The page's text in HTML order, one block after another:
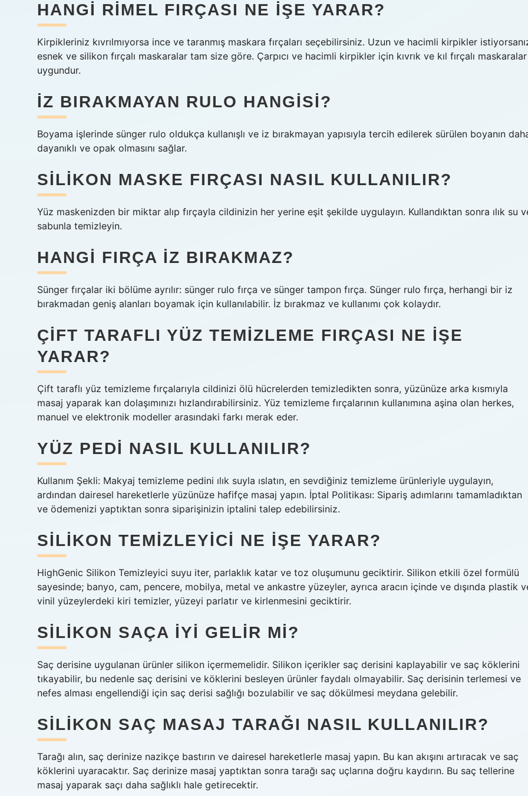
HANGI RIMEL FIRÇASI NE IŞE YARAR?
Kirpikleriniz kıvrılmıyorsa ince ve taranmış maskara fırçaları seçebilirsiniz. Uzun ve hacimli kirpikler
esnek ve silikon fırçalı maskaralar tam size göre. Çarpıcı ve hacimli kirpikler için kıvrık ve kıl fırçalı maskaralar
uygundur.
İZ BIRAKMAYAN RULO HANGISI?
Boyama işlerinde sünger rulo oldukça kullanışlı ve iz bırakmayan yapısıyla tercih edilerek sürülen boyanın
dayanıklı ve opak olmasını sağlar.
SILIKON MASKE FIRÇASI NASIL KULLANILIR?
Yüz maskenizden bir miktar alıp fırçayla cildinizin her yerine eşit şekilde uygulayın. Kullandıktan sonra ılık su
sabunla temizleyin.
HANGI FIRÇA IZ BIRAKMAZ?
Sünger fırçalar iki bölüme ayrılır: sünger rulo fırça ve sünger tampon fırça. Sünger rulo fırça, herhangi bir iz
bırakmadan geniş alanları boyamak için kullanılabilir. İz bırakmaz ve kullanımı çok kolaydır.
ÇIFT TARAFLI YÜZ TEMIZLEME FIRÇASI NE IŞE
YARAR?
Çift taraflı yüz temizleme fırçalarıyla cildinizi ölü hücrelerden temizledikten sonra, yüzünüze arka kısmıyla
masaj yaparak kan dolaşımınızı hızlandırabilirsiniz. Yüz temizleme fırçalarının kullanımına aşina olan herkes,
manuel ve elektronik modeller arasındaki farkı merak eder.
YÜZ PEDI NASIL KULLANILIR?
Kullanım Şekli: Makyaj temizleme pedini ılık suyla ıslatın, en sevdiğiniz temizleme ürünleriyle uygulayın,
ardından dairesel hareketlerle yüzünüze hafifçe masaj yapın. İptal Politikası: Sipariş adımlarını tamamladıktan
ve ödemenizi yaptıktan sonra siparişinizin iptalini talep edebilirsiniz.
SILIKON TEMIZLEYICI NE IŞE YARAR?
HighGenic Silikon Temizleyici suyu iter, parlaklık katar ve toz oluşumunu geciktirir. Silikon etkili özel formülü
sayesinde; banyo, cam, pencere, mobilya, metal ve ankastre yüzeyler, ayrıca aracın içinde ve dışında plastik
vinil yüzeylerdeki kiri temizler, yüzeyi parlatır ve kirlenmesini geciktirir.
SILIKON SAÇA IYI GELIR MI?
Saç derisine uygulanan ürünler silikon içermemelidir. Silikon içerikler saç derisini kaplayabilir ve saç köklerini
tıkayabilir, bu nedenle saç derisini ve köklerini besleyen ürünler faydalı olmayabilir. Saç derisinin terlemesi ve
nefes alması engellendiği için saç derisi sağlığı bozulabilir ve saç dökülmesi meydana gelebilir.
SILIKON SAÇ MASAJ TARAĞI NASIL KULLANILIR?
Tarağı alın, saç derinize nazikçe bastırın ve dairesel hareketlerle masaj yapın. Bu kan akışını artıracak ve saç
köklerini uyaracaktır. Saç derinize masaj yaptıktan sonra tarağı saç uçlarına doğru kaydırın. Bu saç tellerine
masaj yaparak saçı daha sağlıklı hale getirecektir.